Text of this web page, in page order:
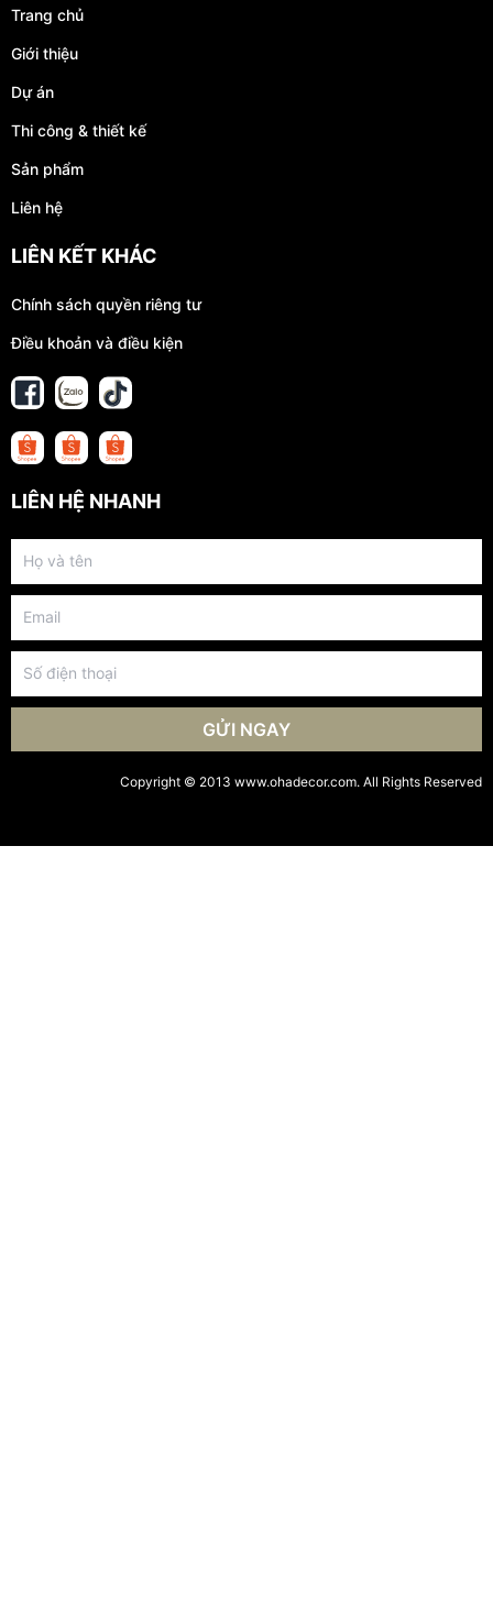
Trang chủ
Giới thiệu
Dự án
Thi công & thiết kế
Sản phẩm
Liên hệ
LIÊN KẾT KHÁC
Chính sách quyền riêng tư
Điều khoản và điều kiện
LIÊN HỆ NHANH
GỬI NGAY
Copyright © 2013 www.ohadecor.com. All Rights Reserved